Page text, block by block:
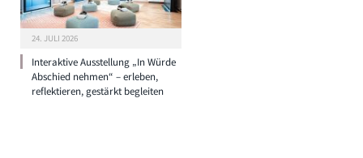
24. JULI 2026
Interaktive Ausstellung „In Würde
Abschied nehmen“ – erleben,
reflektieren, gestärkt begleiten